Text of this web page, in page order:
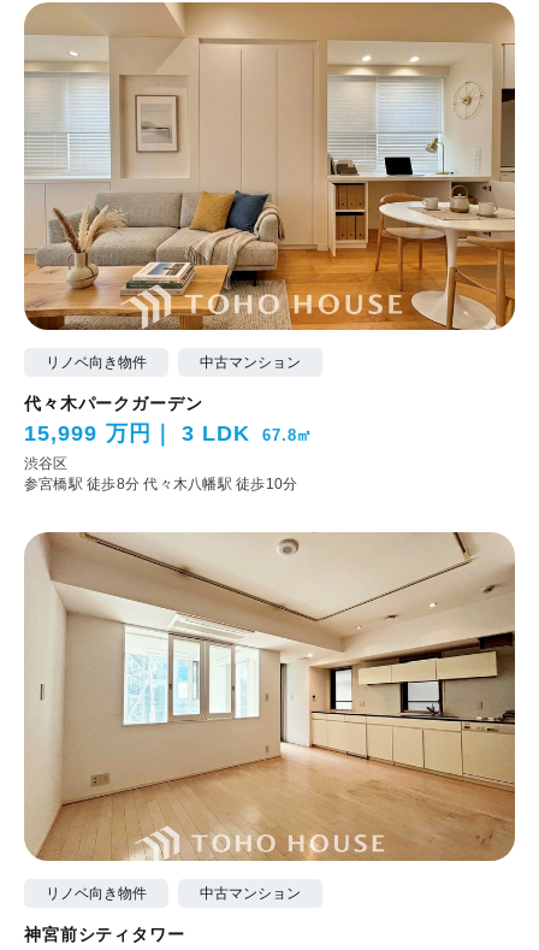
リノベ向き物件 中古マンション
代々木パークガーデン
15,999 万円 3 LDK 67.8㎡
渋谷区
参宮橋駅 徒歩8分代々木八幡駅 徒歩10分
リノベ向き物件 中古マンション
神宮前シティタワー